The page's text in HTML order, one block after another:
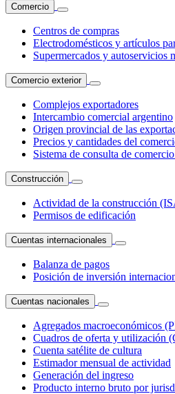
Comercio
Centros de compras
Electrodomésticos y artículos
Supermercados y autoservicios
Comercio exterior
Complejos exportadores
Intercambio comercial argentino
Origen provincial de las
Precios y cantidades del
Sistema de consulta de
Construcción
Actividad de la construcción
Permisos de edificación
Cuentas internacionales
Balanza de pagos
Posición de inversión
Cuentas nacionales
Agregados macroeconómicos
Cuadros de oferta y utilización
Cuenta satélite de cultura
Estimador mensual de actividad
Generación del ingreso
Producto interno bruto por